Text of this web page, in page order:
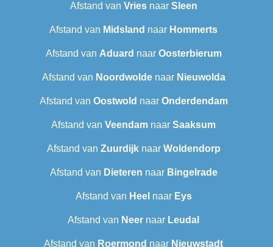
Afstand van Vriesnaar Sleen
Afstand van Midsland naar Hommerts
Afstand van Aduard naar Oosterbierum
Afstand van Noordwoldenaar Nieuwolda
Afstand van Oostwold naar Onderdendam
Afstand van Veendam naar Saaksum
Afstand van Zuurdijknaar Woldendorp
Afstand van Dieteren naar Bingelrade
Afstand van Heel naar Eys
Afstand van Neer naar Leudal‎
Afstand van Roermond naar Nieuwstadt